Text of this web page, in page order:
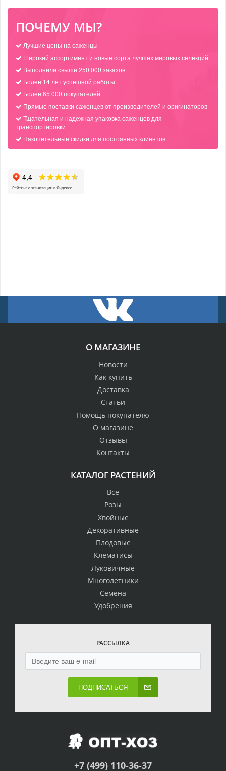
ПОЧЕМУ МЫ?
Лучшие цены на саженцы
Широкий ассортимент и новые сорта лучших мировых селекций
Выполнили свыше 250 000 заказов
Более 14 лет успешной работы
Более 65 000 покупателей
Прямые поставки саженцев от производителей и оригинаторов
Тщательная и надежная упаковка саженцев для
транспортировки
Накопительные скидки для постоянных клиентов
О МАГАЗИНЕ
Новости
Как купить
Доставка
Статьи
Помощь покупателю
О магазине
Отзывы
Контакты
КАТАЛОГ РАСТЕНИЙ
Всё
Розы
Хвойные
Декоративные
Плодовые
Клематисы
Луковичные
Многолетники
Семена
Удобрения
РАССЫЛКА
ПОДПИСАТЬСЯ
+7 (499) 110-36-37